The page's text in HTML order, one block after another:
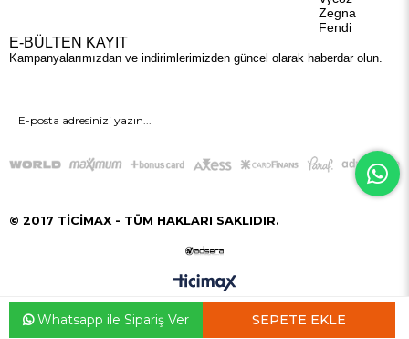
Zegna
Fendi
E-BÜLTEN KAYIT
Kampanyalarımızdan ve indirimlerimizden güncel olarak haberdar olun.
GÖNDER
© 2017 TİCİMAX - TÜM HAKLARI SAKLIDIR.
Favorilerim
Whatsapp ile Sipariş Ver